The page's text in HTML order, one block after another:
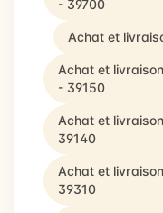
- 39700
Achat et
Achat et
- 39150
Achat et
39140
Achat et
39310